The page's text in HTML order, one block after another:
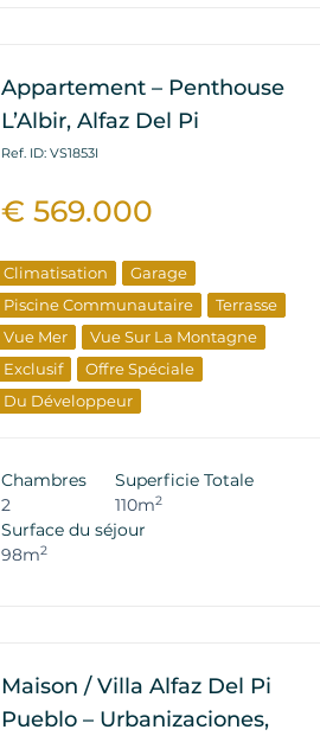
Appartement – Penthouse
L’Albir, Alfaz Del Pi
Ref. ID: VS1853I
€ 569.000
Climatisation
Garage
Piscine Communautaire
Terrasse
Vue Mer
Vue Sur La Montagne
Exclusif
Offre Spéciale
Du Développeur
Chambres
2
Superficie Totale
110m2
Surface du séjour
98m2
Maison / Villa Alfaz Del Pi
Pueblo – Urbanizaciones,